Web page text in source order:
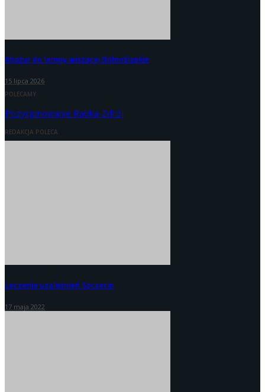
Abażur do lampy wiszącej Dolnośląskie
15 lipca 2026
POLECAMY
Pozycjonowanie Rabka-Zdrój
REDAKCJA POLECA
Leczenie uzależnień Szczecin
17 maja 2022